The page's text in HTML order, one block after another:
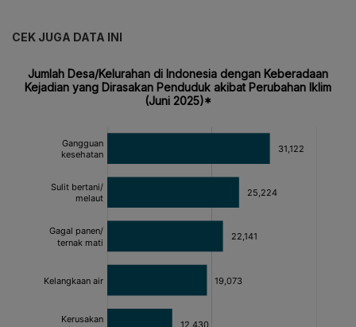
CEK JUGA DATA INI